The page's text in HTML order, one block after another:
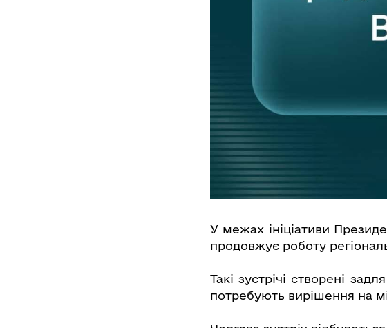
У межах ініціативи
продовжує роботу
Такі зустрічі створені
потребують вирішення на